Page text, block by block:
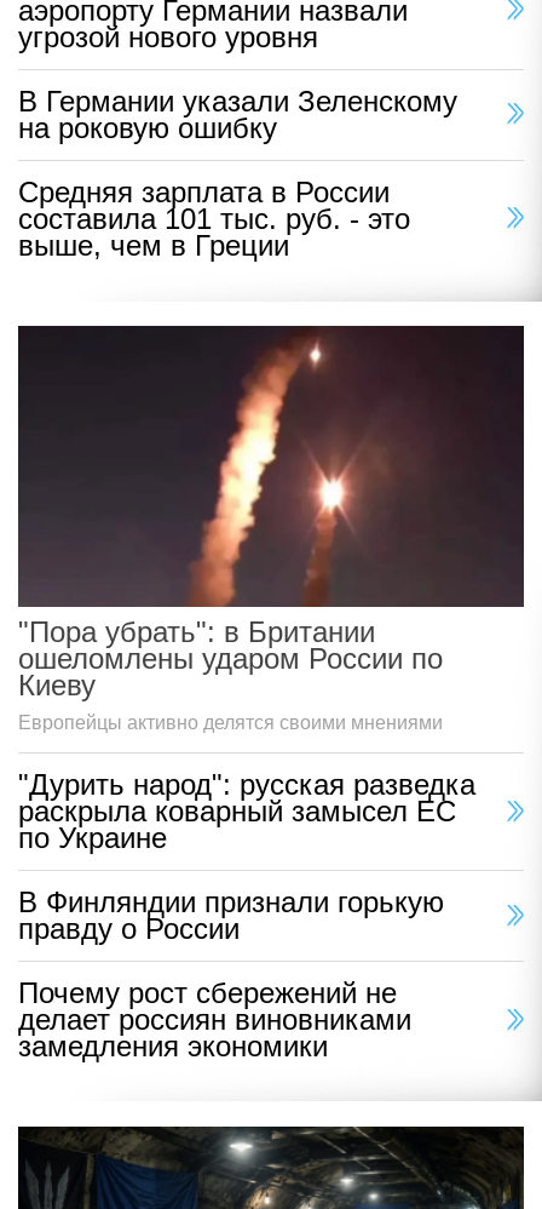
аэропорту Германии назвали
угрозой нового уровня
В Германии указали Зеленскому
на роковую ошибку
Средняя зарплата в России
составила 101 тыс. руб. - это
выше, чем в Греции
"Пора убрать": в Британии
ошеломлены ударом России по
Киеву
Европейцы активно делятся своими мнениями
"Дурить народ": русская разведка
раскрыла коварный замысел ЕС
по Украине
В Финляндии признали горькую
правду о России
Почему рост сбережений не
делает россиян виновниками
замедления экономики